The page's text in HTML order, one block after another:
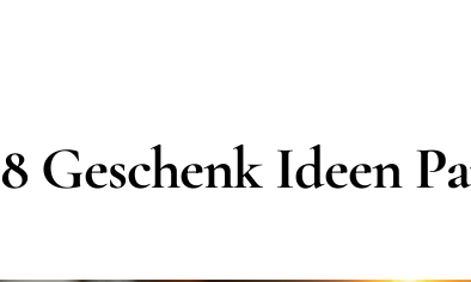
8 Geschenk Ideen